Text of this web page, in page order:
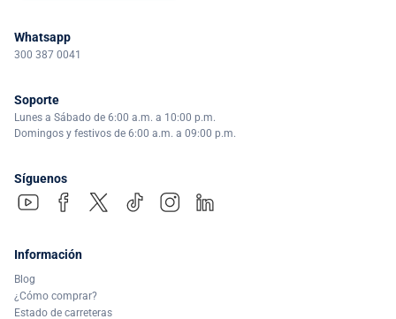
Whatsapp
300 387 0041
Soporte
Lunes a Sábado de 6:00 a.m. a 10:00 p.m.
Domingos y festivos de 6:00 a.m. a 09:00 p.m.
Síguenos
Información
Blog
¿Cómo comprar?
Estado de carreteras